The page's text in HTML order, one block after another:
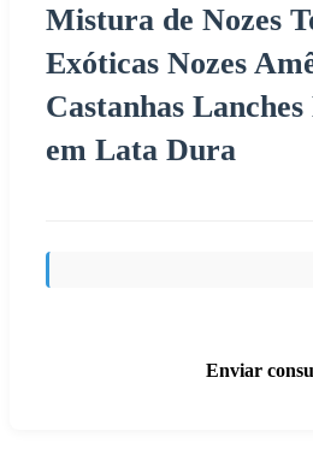
Mistura de Nozes
Exóticas Nozes
Castanhas
em Lata Dura
Enviar